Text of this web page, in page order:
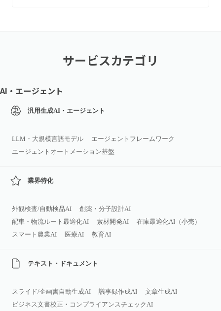
サービスカテゴリ
AI・エージェント
汎用生成AI・エージェント
LLM・大規模言語モデル
エージェントフレームワーク
エージェントオートメーション基盤
業界特化
外観検査/自動検品AI
創薬・分子設計AI
配車・物流ルート最適化AI
素材開発AI
在庫最適化AI（小売）
スマート農業AI
医療AI 教育AI
テキスト・ドキュメント
スライド/企画書自動生成AI 議事録作成AI
文章生成AI
ビジネス文書校正・コンプライアンスチェックAI